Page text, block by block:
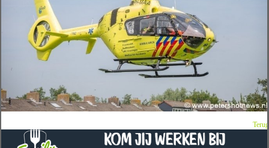
Terug